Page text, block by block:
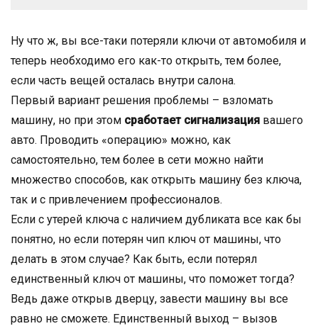
Ну что ж, вы все-таки потеряли ключи от автомобиля и
теперь необходимо его как-то открыть, тем более,
если часть вещей осталась внутри салона.
Первый вариант решения проблемы – взломать
машину, но при этом сработает сигнализация вашего
авто. Проводить «операцию» можно, как
самостоятельно, тем более в сети можно найти
множество способов, как открыть машину без ключа,
так и с привлечением профессионалов.
Если с утерей ключа с наличием дубликата все как бы
понятно, но если потерян чип ключ от машины, что
делать в этом случае? Как быть, если потерял
единственный ключ от машины, что поможет тогда?
Ведь даже открыв дверцу, завести машину вы все
равно не сможете. Единственный выход – вызов